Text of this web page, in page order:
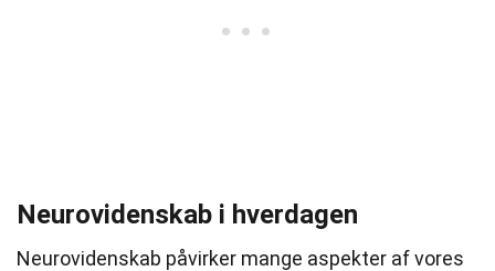
Neurovidenskab i hverdagen
Neurovidenskab påvirker mange aspekter af vores